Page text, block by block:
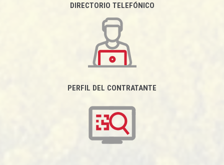
DIRECTORIO TELEFÓNICO
PERFIL DEL CONTRATANTE